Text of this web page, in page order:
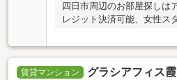
四日市周辺のお部屋探しは
レジット決済可能、女性ス
賃貸マンション グラシアフィス